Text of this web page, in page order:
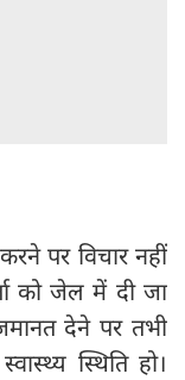
पर विचार नहीं
को जेल में दी जा
देने पर तभी
स्थिति हो।